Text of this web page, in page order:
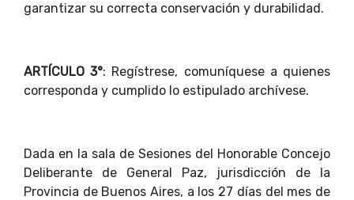
garantizar su correcta conservación y durabilidad.
ARTÍCULO 3°: Regístrese, comuníquese a quienes
corresponda y cumplido lo estipulado archívese.
Dada en la sala de Sesiones del Honorable Concejo
Deliberante de General Paz, jurisdicción de la
Provincia de Buenos Aires, a los 27 días del mes de